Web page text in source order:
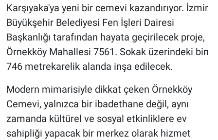
Karşıyaka'ya yeni bir cemevi kazandırıyor. İzmir
Büyükşehir Belediyesi Fen İşleri Dairesi
Başkanlığı tarafından hayata geçirilecek proje,
Örnekköy Mahallesi 7561. Sokak üzerindeki bin
746 metrekarelik alanda inşa edilecek.
Modern mimarisiyle dikkat çeken Örnekköy
Cemevi, yalnızca bir ibadethane değil, aynı
zamanda kültürel ve sosyal etkinliklere ev
sahipliği yapacak bir merkez olarak hizmet